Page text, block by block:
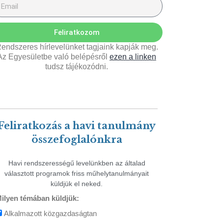
Feliratkozom
hírlevelünket tagjaink kapják meg.
Egyesületbe való belépésről ezen a linken
tudsz tájékozódni.
a havi tanulmány
összefoglalónkra
Havi rendszerességű levelünkben az általad
választott programok friss műhelytanulmányait
küldjük el neked.
témában küldjük:
Alkalmazott közgazdaságtan